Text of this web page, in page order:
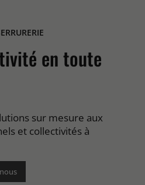
en toute
sur mesure aux
et collectivités à